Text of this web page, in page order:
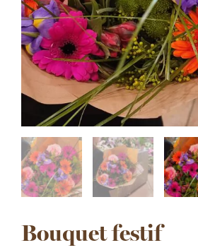
Bouquet festif